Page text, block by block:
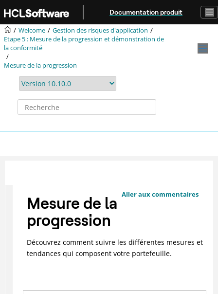
Aller au contenu principal
Documentation produit
Welcome
Gestion des risques d'application
Etape 5 : Mesure de la progression et démonstration de
la conformité
Mesure de la progression
Aller aux commentaires
Mesure de la
progression
Découvrez comment suivre les différentes mesures et
tendances qui composent votre portefeuille.